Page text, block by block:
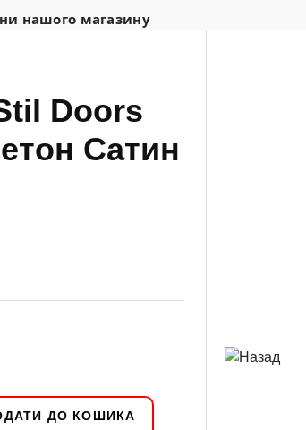
нашого магазину
Doors
Сатин